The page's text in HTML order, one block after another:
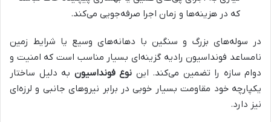
که در هزینه‌ها و زمان اجرا صرفه‌جویی می‌کند.
در سوله‌های بزرگ و سنگین با دهانه‌های وسیع یا شرایط زمین
نامساعد فونداسیون رادیه گزینه‌ای بسیار مناسب است که امنیت و
دوام سازه را تضمین می‌کند. این نوع فونداسیون به دلیل ساختار
یکپارچه خود مقاومت بسیار خوبی در برابر نیروهای جانبی و لرزه‌ای
نیز دارد.